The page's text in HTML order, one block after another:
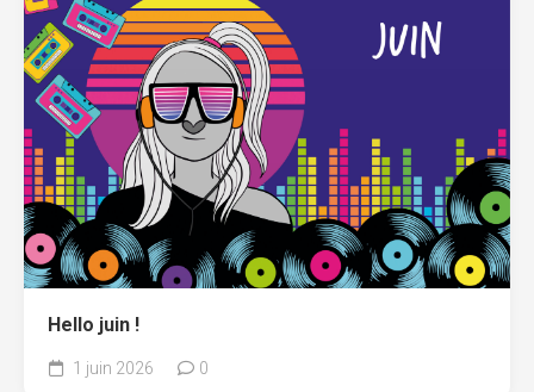
Hello juin !
1 juin 2026 0